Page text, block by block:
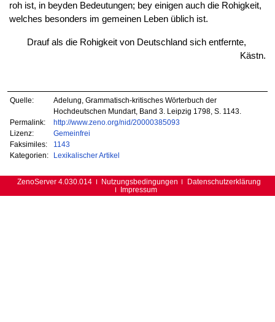
roh ist, in beyden Bedeutungen; bey einigen auch die Rohigkeit,
welches besonders im gemeinen Leben üblich ist.
Drauf als die Rohigkeit von Deutschland sich entfernte,
Kästn.
Quelle:
Adelung, Grammatisch-kritisches Wörterbuch der
Hochdeutschen Mundart, Band 3. Leipzig 1798, S. 1143.
Permalink:
http://www.zeno.org/nid/20000385093
Lizenz:
Gemeinfrei
Faksimiles:
1143
Kategorien:
Lexikalischer Artikel
ZenoServer 4.030.014 Nutzungsbedingungen
Datenschutzerklärung
Impressum